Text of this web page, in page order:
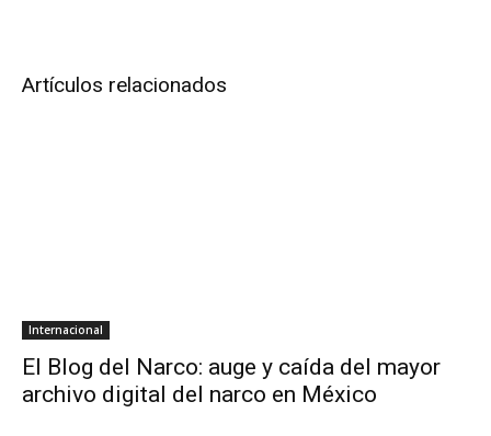
Artículos relacionados
Internacional
El Blog del Narco: auge y caída del mayor
archivo digital del narco en México